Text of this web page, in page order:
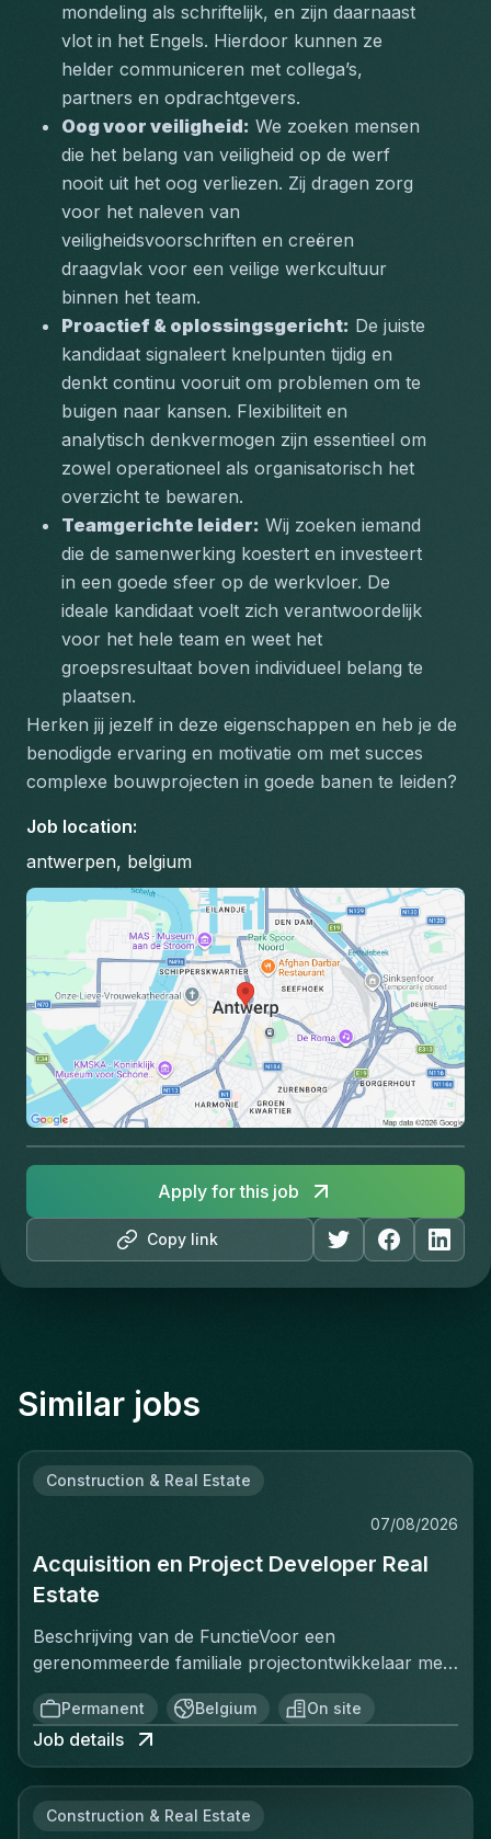
mondeling als schriftelijk, en zijn daarnaast
vlot in het Engels. Hierdoor kunnen ze
helder communiceren met collega’s,
partners en opdrachtgevers.
Oog voor veiligheid: We zoeken mensen
die het belang van veiligheid op de werf
nooit uit het oog verliezen. Zij dragen zorg
voor het naleven van
veiligheidsvoorschriften en creëren
draagvlak voor een veilige werkcultuur
binnen het team.
Proactief & oplossingsgericht: De juiste
kandidaat signaleert knelpunten tijdig en
denkt continu vooruit om problemen om te
buigen naar kansen. Flexibiliteit en
analytisch denkvermogen zijn essentieel om
zowel operationeel als organisatorisch het
overzicht te bewaren.
Teamgerichte leider: Wij zoeken iemand
die de samenwerking koestert en investeert
in een goede sfeer op de werkvloer. De
ideale kandidaat voelt zich verantwoordelijk
voor het hele team en weet het
groepsresultaat boven individueel belang te
plaatsen.
Herken jij jezelf in deze eigenschappen en heb je de
benodigde ervaring en motivatie om met succes
complexe bouwprojecten in goede banen te leiden?
Job location:
antwerpen, belgium
Copy link
Apply for this job
Similar jobs
Construction & Real Estate
07/08/2026
Acquisition en Project Developer Real
Estate
Beschrijving van de FunctieVoor een
gerenommeerde familiale projectontwikkelaar met
een sterke positie op de Belgische vastgoedmarkt,
zoekt een ervaren Projectontwikkelaar die
onmiddellijk impact kan maken. In deze rol ben je
verantwoordelijk voor het identificeren, acquisitie
verschillende segmenten: residentieel, kantoren,
Permanent Belgium On site
Job details
Construction & Real Estate